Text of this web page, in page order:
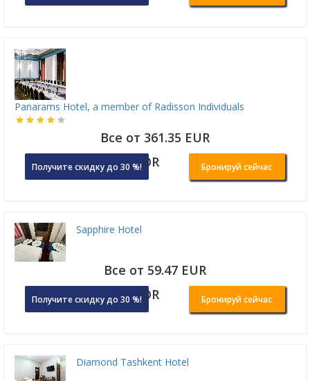
Panarams Hotel, a member of Radisson Individuals
Все от 361.35 EUR
Получите скидку до 30 %!OR Бронируй сейчас
Sapphire Hotel
Все от 59.47 EUR
Получите скидку до 30 %!OR Бронируй сейчас
Diamond Tashkent Hotel